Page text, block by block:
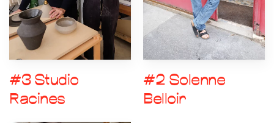
#3 Studio
Racines
#2 Solenne
Belloir